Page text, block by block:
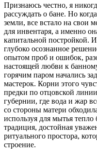
Признаюсь честно, я
рассуждать о бане. Но
земли, все встало на свои
для инвентаря, а именно
капитальной постройкой.
глубоко осознанное
опытом проб и ошибок,
настоящей любви к
горячим паром начались
мастерок. Корни этого
предки по отцовской
губернии, где вода и жар
со стороны матери
используя для мытья
традиция, достойная
ритуального простора,
строение.